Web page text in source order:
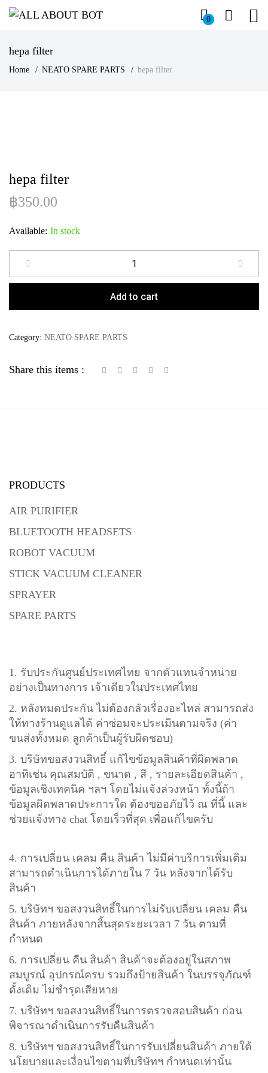
0
hepa filter
Home NEATO SPARE PARTS hepa filter
hepa filter
฿350.00
Available: In stock
Quantity
Add to cart
Category: NEATO SPARE PARTS
Share this items :
PRODUCTS
AIR PURIFIER
BLUETOOTH HEADSETS
ROBOT VACUUM
STICK VACUUM CLEANER
SPRAYER
SPARE PARTS
1. รับประกันศูนย์ประเทศไทย จากตัวแทนจำหน่าย
อย่างเป็นทางการ เจ้าเดียวในประเทศไทย
2. หลังหมดประกัน ไม่ต้องกลัวเรื่องอะไหล่ สามารถส่ง
ให้ทางร้านดูแลได้ ค่าซ่อมจะประเมินตามจริง (ค่า
ขนส่งทั้งหมด ลูกค้าเป็นผู้รับผิดชอบ)
3. บริษัทขอสงวนสิทธิ์ แก้ไขข้อมูลสินค้าที่ผิดพลาด
อาทิเช่น คุณสมบัติ , ขนาด , สี , รายละเอียดสินค้า ,
ข้อมูลเชิงเทคนิค ฯลฯ โดยไม่แจ้งล่วงหน้า ทั้งนี้ถ้า
ข้อมูลผิดพลาดประการใด ต้องขออภัยไว้ ณ ที่นี้ และ
ช่วยแจ้งทาง chat โดยเร็วที่สุด เพื่อแก้ไขครับ
4. การเปลี่ยน เคลม คืน สินค้า ไม่มีค่าบริการเพิ่มเติม
สามารถดำเนินการได้ภายใน 7 วัน หลังจากได้รับ
สินค้า
5. บริษัทฯ ขอสงวนสิทธิ์ในการไม่รับเปลี่ยน เคลม คืน
สินค้า ภายหลังจากสิ้นสุดระยะเวลา 7 วัน ตามที่
กำหนด
6. การเปลี่ยน คืน สินค้า สินค้าจะต้องอยู่ในสภาพ
สมบูรณ์ อุปกรณ์ครบ รวมถึงป้ายสินค้า ในบรรจุภัณฑ์
ดั้งเดิม ไม่ชำรุดเสียหาย
7. บริษัทฯ ขอสงวนสิทธิ์ในการตรวจสอบสินค้า ก่อน
พิจารณาดำเนินการรับคืนสินค้า
8. บริษัทฯ ขอสงวนสิทธิ์ในการรับเปลี่ยนสินค้า ภายใต้
นโยบายและเงื่อนไขตามที่บริษัทฯ กำหนดเท่านั้น